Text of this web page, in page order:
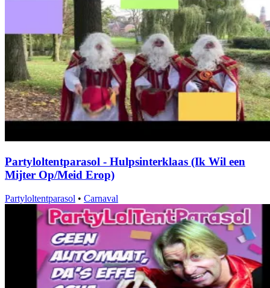
Partyloltentparasol - Hulpsinterklaas (Ik Wil een
Mijter Op/Meid Erop)
Partyloltentparasol • Carnaval